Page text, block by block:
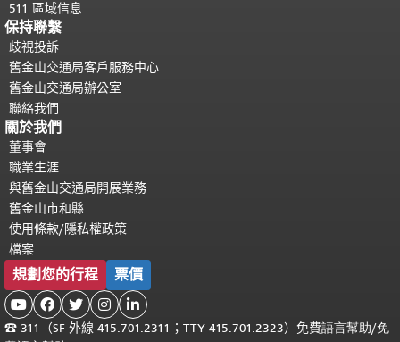
511 區域信息
保持聯繫
歧視投訴
舊金山交通局客戶服務中心
舊金山交通局辦公室
聯絡我們
關於我們
董事會
職業生涯
與舊金山交通局開展業務
舊金山市和縣
使用條款/隱私權政策
檔案
規劃您的行程 票價
    
☎ 311（SF 外線 415.701.2311；TTY 415.701.2323）免費語言幫助/免